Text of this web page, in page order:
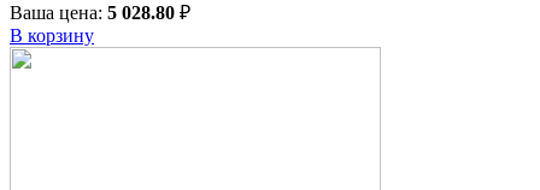
Ваша цена: 5 028.80 ₽
В корзину